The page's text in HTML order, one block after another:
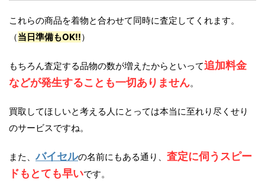
これらの商品を着物と合わせて同時に査定してくれます。
（当日準備もOK!!）
もちろん査定する品物の数が増えたからといって追加料金
などが発生することも一切ありません。
買取してほしいと考える人にとっては本当に至れり尽くせり
のサービスですね。
また、バイセルの名前にもある通り、 査定に伺うスピー
ドもとても早いです。